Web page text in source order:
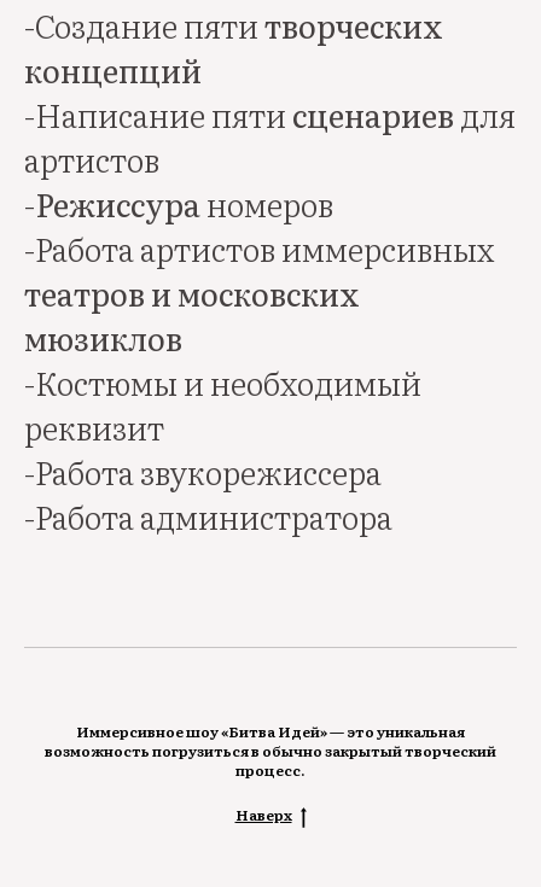
-Создание пятитворческих
концепций
-Написание пятисценариевдля
артистов
-Режиссураномеров
-Работа артистов иммерсивных
театров и московских
мюзиклов
-Костюмы и необходимый
реквизит
-Работа звукорежиссера
-Работа администратора
Иммерсивное шоу «Битва Идей» — это уникальная
возможность погрузиться в обычно закрытый творческий
процесс.
Наверх